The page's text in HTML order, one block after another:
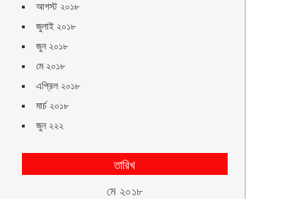
আগস্ট ২০১৮
জুলাই ২০১৮
জুন ২০১৮
মে ২০১৮
এপ্রিল ২০১৮
মার্চ ২০১৮
জুন ২২২
তারিখ
মে ২০১৮